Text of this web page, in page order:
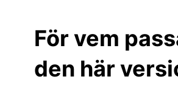
För vem
den här